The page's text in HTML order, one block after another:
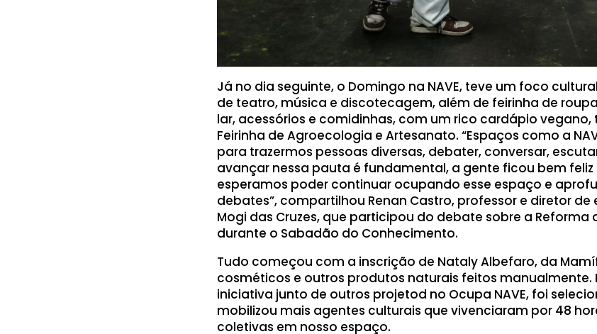
Já no dia seguinte, o Domingo na NAVE, teve um foco
de teatro, música e discotecagem, além de feirinha de
lar, acessórios e comidinhas, com um rico cardápio
Feirinha de Agroecologia e Artesanato. “Espaços como a
para trazermos pessoas diversas, debater, conversar,
avançar nessa pauta é fundamental, a gente ficou bem feliz
esperamos poder continuar ocupando esse espaço e
debates”, compartilhou Renan Castro, professor e diretor
Mogi das Cruzes, que participou do debate sobre a Reforma
durante o Sabadão do Conhecimento.
Tudo começou com a inscrição de Nataly Albefaro, da
cosméticos e outros produtos naturais feitos manualmente.
iniciativa junto de outros projetod no Ocupa NAVE, foi
mobilizou mais agentes culturais que vivenciaram por 48
coletivas em nosso espaço.